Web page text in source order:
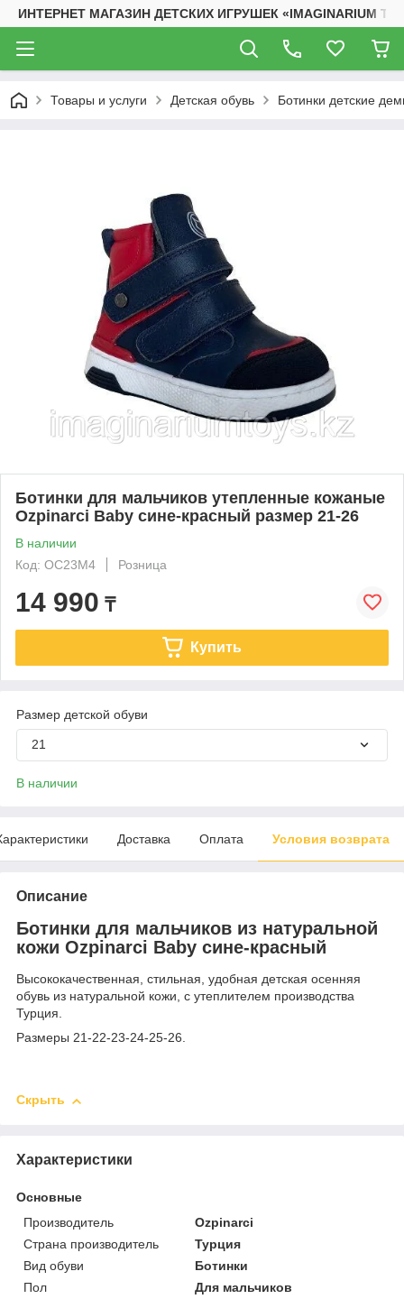
ИНТЕРНЕТ МАГАЗИН ДЕТСКИХ ИГРУШЕК «IMAGINARIUM
Товары и услуги Детская обувь Ботинки детские
Ботинки для мальчиков утепленные кожаные
Ozpinarci Baby сине-красный размер 21-26
В наличии
Код: ОС23М4
Розница
14 990 ₸
Купить
Размер детской обуви
21
В наличии
Доставка Оплата Условия возврата
Описание
Ботинки для мальчиков из натуральной
кожи Ozpinarci Baby сине-красный
Высококачественная, стильная, удобная детская осенняя
обувь из натуральной кожи, с утеплителем производства
Турция.
Размеры 21-22-23-24-25-26.
Скрыть
Характеристики
Основные
Производитель
Ozpinarci
Страна производитель
Турция
Вид обуви
Ботинки
Пол
Для мальчиков